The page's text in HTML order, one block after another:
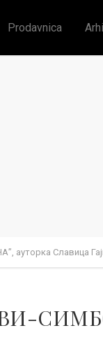
Prodavnica
ауторка Славица